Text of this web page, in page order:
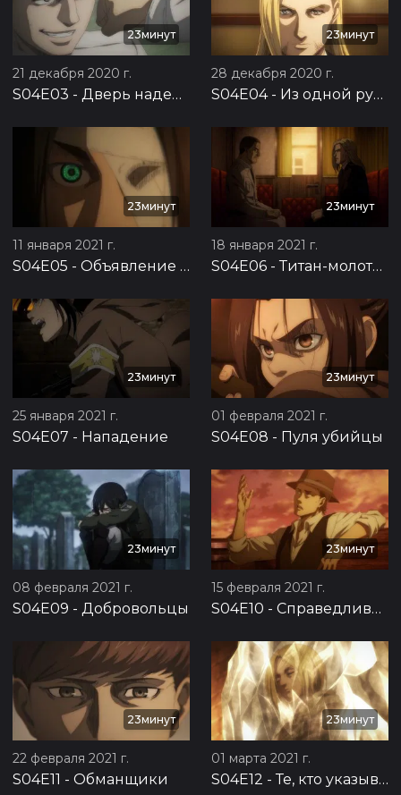
23минут
21 декабря 2020 г.
S04E03 - Дверь надежды
23минут
28 декабря 2020 г.
S04E04- Из одной руки в другую
23минут
11 января 2021 г.
S04E05 - Объявление войны
23минут
18 января 2021 г.
S04E06 - Титан-молотобоец
23минут
25 января 2021 г.
S04E07 - Нападение
23минут
01 февраля 2021 г.
S04E08 - Пуля убийцы
23минут
08 февраля 2021 г.
S04E09 - Добровольцы
23минут
15 февраля 2021 г.
S04E10 - Справедливый довод
23минут
22 февраля 2021 г.
S04E11 - Обманщики
23минут
01 марта 2021 г.
S04E12 - Те, кто указывают путь